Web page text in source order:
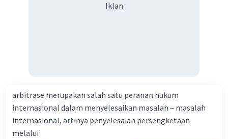
Iklan
arbitrase merupakan salah satu peranan hukum
internasional dalam menyelesaikan masalah – masalah
internasional, artinya penyelesaian persengketaan
melalui